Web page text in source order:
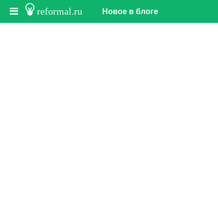
reformal.ru Новое в блоге